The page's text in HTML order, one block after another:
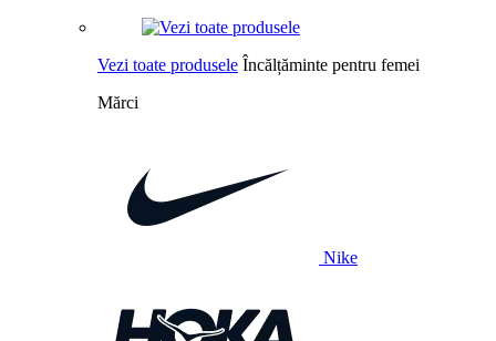
Vezi toate produsele Încălțăminte pentru femei
Mărci
Nike